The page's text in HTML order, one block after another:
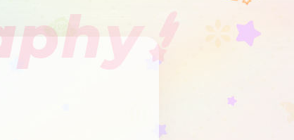
Home News
Live•Event
Anime